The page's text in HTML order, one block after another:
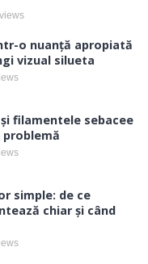
views
o nuanță apropiată
vizual silueta
filamentele sebacee
problemă
simple: de ce
chiar și când